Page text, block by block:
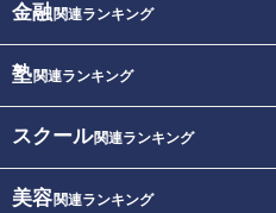
金融関連ランキング
塾関連ランキング
スクール関連ランキング
美容関連ランキング